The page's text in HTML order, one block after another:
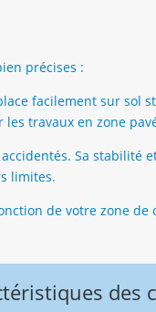
précises :
facilement sur sol
travaux en zone
Sa stabilité
limites.
de votre zone de
des